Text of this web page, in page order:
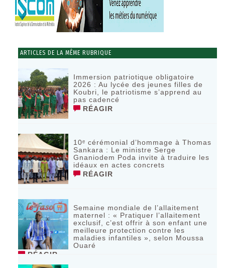
ARTICLES DE LA MÊME RUBRIQUE
Immersion patriotique obligatoire
2026 : Au lycée des jeunes filles de
Koubri, le patriotisme s’apprend au
pas cadencé
RÉAGIR
10ᵉ cérémonial d’hommage à Thomas
Sankara : Le ministre Serge
Gnaniodem Poda invite à traduire les
idéaux en actes concrets
RÉAGIR
Semaine mondiale de l’allaitement
maternel : « Pratiquer l’allaitement
exclusif, c’est offrir à son enfant une
meilleure protection contre les
maladies infantiles », selon Moussa
Ouaré
RÉAGIR